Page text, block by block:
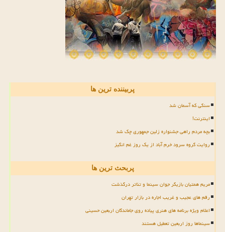
پربیننده ترین ها
سنگی که آسمان شد
اینترنت!
بچه مردم راهی جشنواره زلین جمهوری چک شد
روایت گروه سرود خرم آباد از یک روز غم انگیز
پربحث ترین ها
مریم همتیان بازیگر جوان سینما و تئاتر درگذشت
رقم های عجیب و غریب اجاره در بازار تهران
اعلام ویژه برنامه های هنری پیاده روی جاماندگان اربعین حسینی
سینماها روز اربعین تعطیل هستند